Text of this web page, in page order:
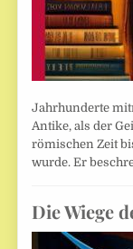
Jahrhunderte
Antike, als der
römischen Zeit
wurde. Er
Die Wiege